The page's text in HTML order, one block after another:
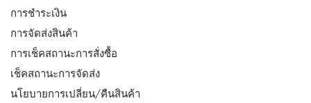
การชำระเงิน
การจัดส่งสินค้า
การเช็คสถานะการสั่งซื้อ
เช็คสถานะการจัดส่ง
นโยบายการเปลี่ยน/คืนสินค้า